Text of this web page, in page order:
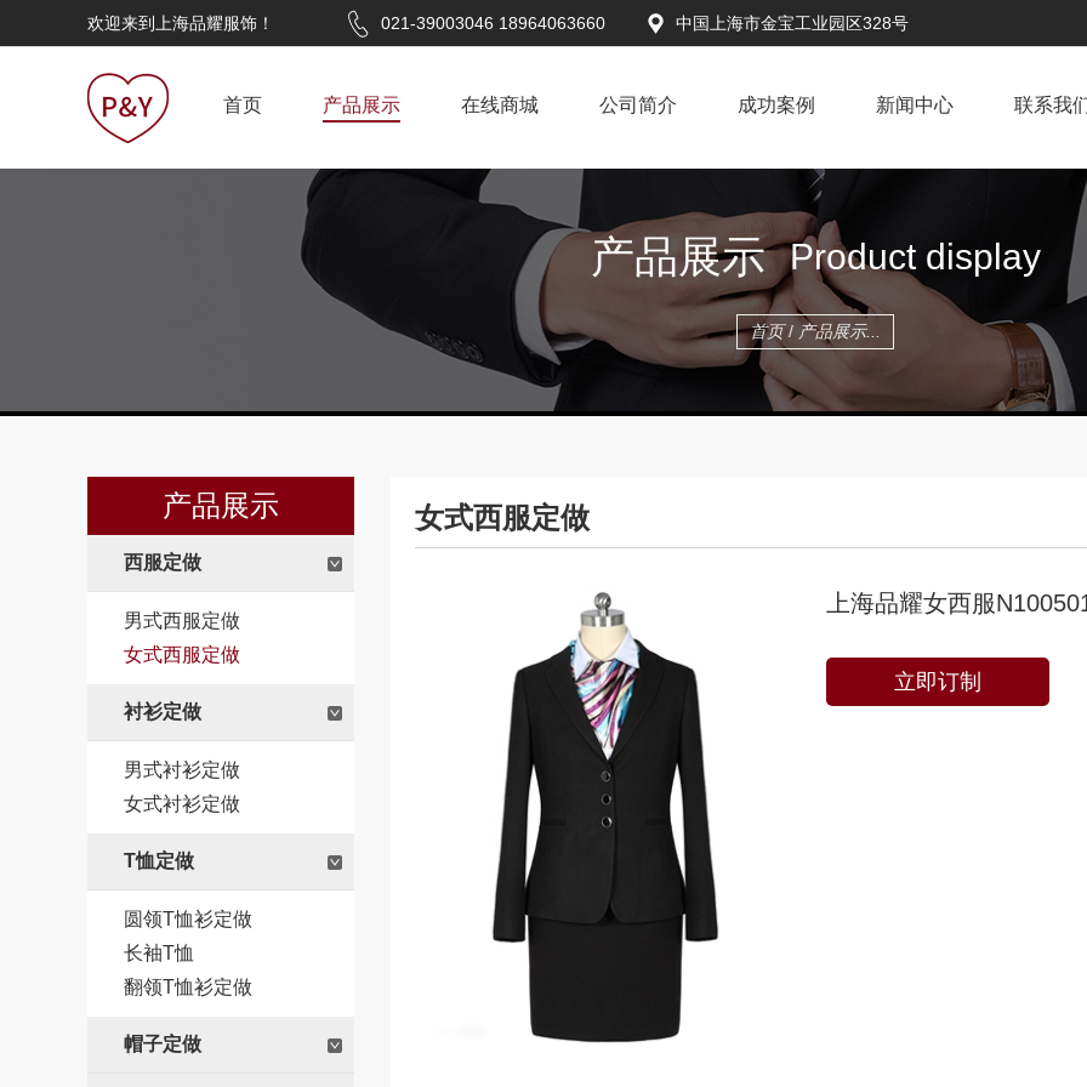
欢迎来到上海品耀服饰！ 021-39003046 18964063660 中国上海市金宝工业园区328号
首页 产品展示 在线商城 公司简介 成功案例 新闻中心 联系我
产品展示 Product display
首页/ 产品展示...
产品展示
西服定做
男式西服定做
女式西服定做
衬衫定做
男式衬衫定做
女式衬衫定做
T恤定做
圆领T恤衫定做
长袖T恤
翻领T恤衫定做
帽子定做
女式西服定做
上海品耀女西服
立即订制